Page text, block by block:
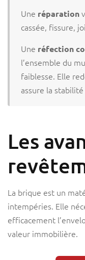
Une réparation
cassée, fissure,
Une réfection
l’ensemble du
faiblesse. Elle
assure la
Les
La brique est un
intempéries. Elle
efficacement
valeur immobilière.